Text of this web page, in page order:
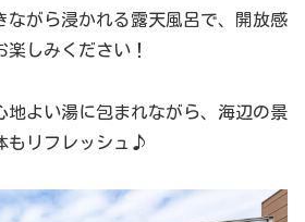
ながら浸かれる露天風呂で、開放感
しみください！
地よい湯に包まれながら、海辺の景
もリフレッシュ♪